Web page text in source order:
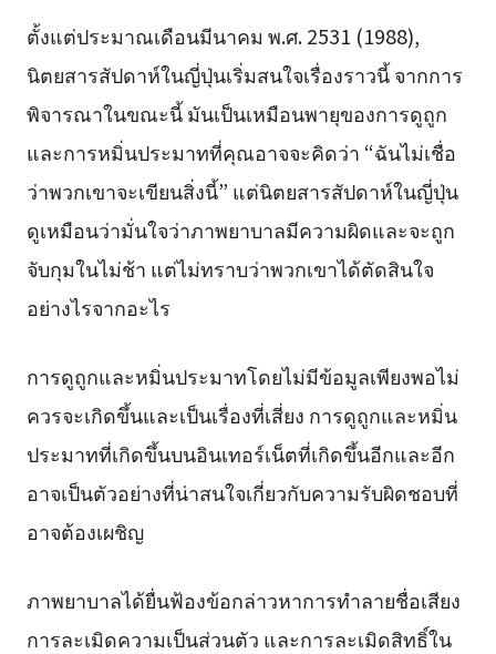
ตั้งแต่ประมาณเดือนมีนาคม พ.ศ. 2531 (1988),
นิตยสารสัปดาห์ในญี่ปุ่นเริ่มสนใจเรื่องราวนี้ จากการ
พิจารณาในขณะนี้ มันเป็นเหมือนพายุของการดูถูก
และการหมิ่นประมาทที่คุณอาจจะคิดว่า “ฉันไม่เชื่อ
ว่าพวกเขาจะเขียนสิ่งนี้” แต่นิตยสารสัปดาห์ในญี่ปุ่น
ดูเหมือนว่ามั่นใจว่าภาพยาบาลมีความผิดและจะถูก
จับกุมในไม่ช้า แต่ไม่ทราบว่าพวกเขาได้ตัดสินใจ
อย่างไรจากอะไร
การดูถูกและหมิ่นประมาทโดยไม่มีข้อมูลเพียงพอไม่
ควรจะเกิดขึ้นและเป็นเรื่องที่เสี่ยง การดูถูกและหมิ่น
ประมาทที่เกิดขึ้นบนอินเทอร์เน็ตที่เกิดขึ้นอีกและอีก
อาจเป็นตัวอย่างที่น่าสนใจเกี่ยวกับความรับผิดชอบที่
อาจต้องเผชิญ
ภาพยาบาลได้ยื่นฟ้องข้อกล่าวหาการทำลายชื่อเสียง
การละเมิดความเป็นส่วนตัว และการละเมิดสิทธิ์ใน